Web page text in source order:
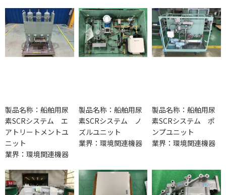
製品名称：船舶用尿
素SCRシステム エ
アトリートメントユ
ニット
業界：環境関連機器
製品名称：船舶用尿
素SCRシステム ノ
ズルユニット
業界：環境関連機器
製品名称：船舶用尿
素SCRシステム ポ
ンプユニット
業界：環境関連機器